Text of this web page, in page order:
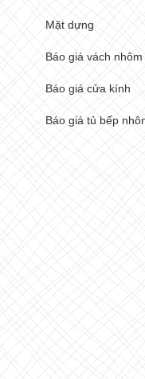
Mặt dựng
Báo giá vách
Báo giá cửa kính
Báo giá tủ bếp